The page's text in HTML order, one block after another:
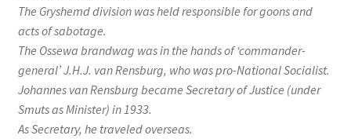
The Gryshemd division was held responsible for goons and
acts of sabotage.
The Ossewa brandwag was in the hands of ‘commander-
general’ J.H.J. van Rensburg, who was pro-National Socialist.
Johannes van Rensburg became Secretary of Justice (under
Smuts as Minister) in 1933.
As Secretary, he traveled overseas.